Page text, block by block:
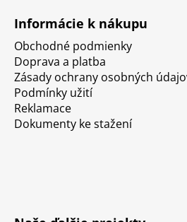
Informácie k nákupu
Obchodné podmienky
Doprava a platba
Zásady ochrany osobných
Podmínky užití
Reklamace
Dokumenty ke stažení